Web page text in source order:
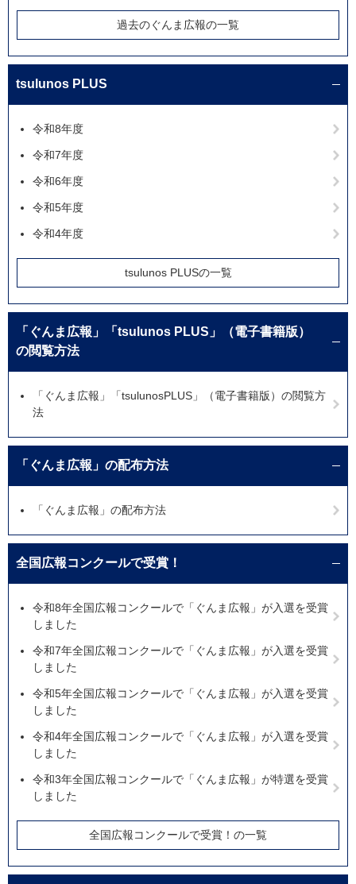
過去のぐんま広報の一覧
tsulunos PLUS
令和8年度
令和7年度
令和6年度
令和5年度
令和4年度
tsulunos PLUSの一覧
「ぐんま広報」「tsulunos PLUS」（電子書籍版）
の閲覧方法
「ぐんま広報」「tsulunosPLUS」（電子書籍版）の閲覧方
法
「ぐんま広報」の配布方法
「ぐんま広報」の配布方法
全国広報コンクールで受賞！
令和8年全国広報コンクールで「ぐんま広報」が入選を受賞
しました
令和7年全国広報コンクールで「ぐんま広報」が入選を受賞
しました
令和5年全国広報コンクールで「ぐんま広報」が入選を受賞
しました
令和4年全国広報コンクールで「ぐんま広報」が入選を受賞
しました
令和3年全国広報コンクールで「ぐんま広報」が特選を受賞
しました
全国広報コンクールで受賞！の一覧